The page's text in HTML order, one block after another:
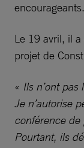
encourageants.
Le 19 avril, il
projet de
« Ils n’ont
Je n’autorise
conférence de
Pourtant, ils